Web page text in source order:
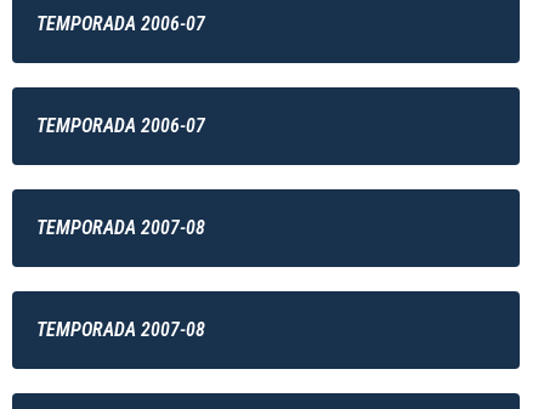
TEMPORADA 2006-07
TEMPORADA 2006-07
TEMPORADA 2007-08
TEMPORADA 2007-08